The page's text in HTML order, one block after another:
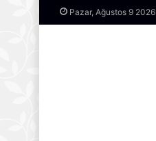
Pazar, Ağustos 9 2026